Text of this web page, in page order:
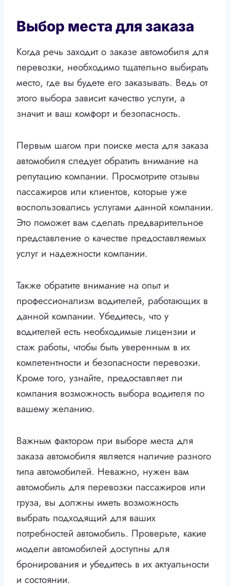
Выбор места для заказа
Когда речь заходит о заказе автомобиля для
перевозки, необходимо тщательно выбирать
место, где вы будете его заказывать. Ведь от
этого выбора зависит качество услуги, а
значит и ваш комфорт и безопасность.
Первым шагом при поиске места для заказа
автомобиля следует обратить внимание на
репутацию компании. Просмотрите отзывы
пассажиров или клиентов, которые уже
воспользовались услугами данной компании.
Это поможет вам сделать предварительное
представление о качестве предоставляемых
услуг и надежности компании.
Также обратите внимание на опыт и
профессионализм водителей, работающих в
данной компании. Убедитесь, что у
водителей есть необходимые лицензии и
стаж работы, чтобы быть уверенным в их
компетентности и безопасности перевозки.
Кроме того, узнайте, предоставляет ли
компания возможность выбора водителя по
вашему желанию.
Важным фактором при выборе места для
заказа автомобиля является наличие разного
типа автомобилей. Неважно, нужен вам
автомобиль для перевозки пассажиров или
груза, вы должны иметь возможность
выбрать подходящий для ваших
потребностей автомобиль. Проверьте, какие
модели автомобилей доступны для
бронирования и убедитесь в их актуальности
и состоянии.